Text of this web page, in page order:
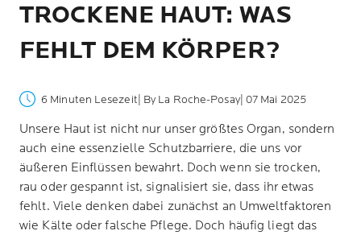
TROCKENE HAUT: WAS
FEHLT DEM KÖRPER?
6 Minuten Lesezeit | By La Roche-Posay| 07 Mai 2025
Unsere Haut ist nicht nur unser größtes Organ, sondern
auch eine essenzielle Schutzbarriere, die uns vor
äußeren Einflüssen bewahrt. Doch wenn sie trocken,
rau oder gespannt ist, signalisiert sie, dass ihr etwas
fehlt. Viele denken dabei zunächst an Umweltfaktoren
wie Kälte oder falsche Pflege. Doch häufig liegt das